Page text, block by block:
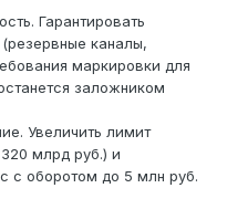
Гарантировать
каналы,
маркировки для
заложником
Увеличить лимит
млрд руб.) и
с оборотом до 5 млн руб.